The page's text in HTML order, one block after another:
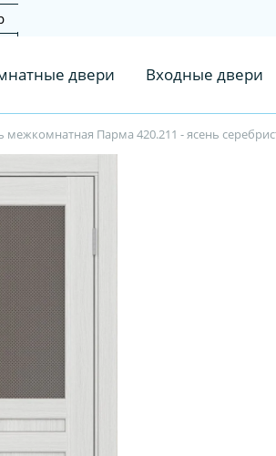
двери Входные двери
межкомнатная Парма 420.211 - ясень